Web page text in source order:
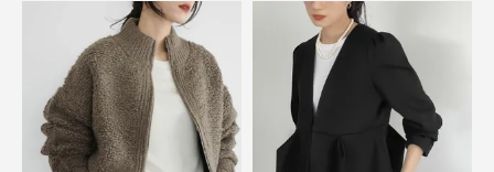
さくさ」をバランスよく取り入れた、大人のため
のカジュアルブランドです。
毎日の中に自然と取り入れたくなる、でもどこか
目を引く。そんな日常と特別の間を行き来するス
タイルを提案しています。